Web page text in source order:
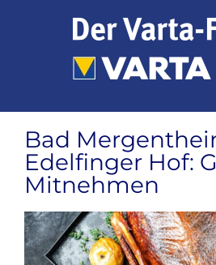
Bad
Edelfinger Hof:
Mitnehmen
Zeige
grösseres
Bild